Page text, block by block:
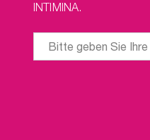
INTIMINA.